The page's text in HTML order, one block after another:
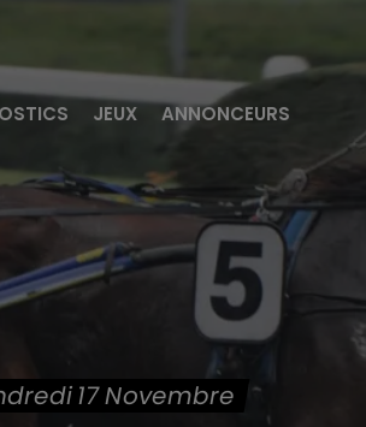
JEUX ANNONCEURS
17 Novembre